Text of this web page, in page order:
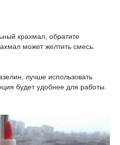
крахмал, обратите
может желтить смесь.
лучше использовать
будет удобнее для работы.